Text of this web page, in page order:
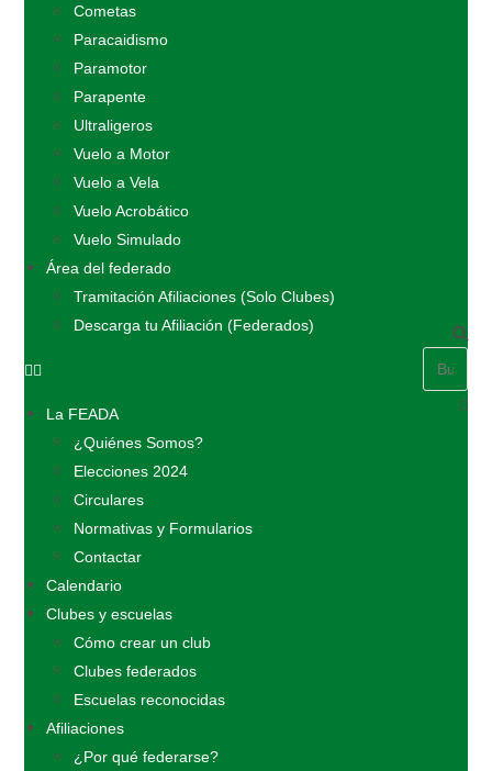
Cometas
Paracaidismo
Paramotor
Parapente
Ultraligeros
Vuelo a Motor
Vuelo a Vela
Vuelo Acrobático
Vuelo Simulado
Área del federado
Tramitación Afiliaciones (Solo Clubes)
Descarga tu Afiliación (Federados)
La FEADA
¿Quiénes Somos?
Elecciones 2024
Circulares
Normativas y Formularios
Contactar
Calendario
Clubes y escuelas
Cómo crear un club
Clubes federados
Escuelas reconocidas
Afiliaciones
¿Por qué federarse?